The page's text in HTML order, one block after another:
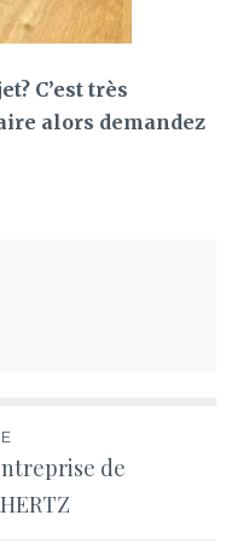
C’est très
alors demandez
de